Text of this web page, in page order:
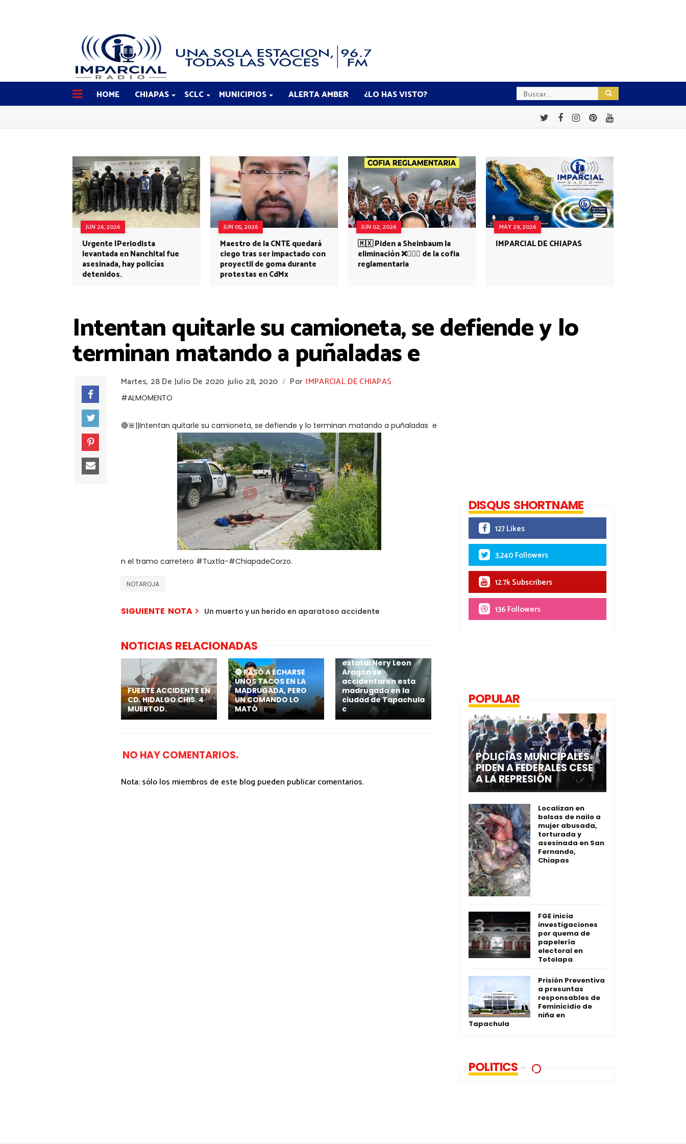
HOME CHIAPAS SCLC MUNICIPIOS ALERTA AMBER ¿LO HAS VISTO?
JUN 26, 2026
Urgente |Periodista
levantada en Nanchital fue
asesinada, hay policías
detenidos.
JUN 05, 2026
Maestro de la CNTE quedará
ciego tras ser impactado con
proyectil de goma durante
protestas en CdMx
JUN 02, 2026
🇲🇽 Piden a Sheinbaum la
eliminación ❌👩🏻‍⚕️ de la cofia
reglamentaria
MAY 29, 2026
IMPARCIAL DE CHIAPAS
Intentan quitarle su camioneta, se defiende y lo
terminan matando a puñaladas e
Martes, 28 De Julio De 2020 julio 28, 2020 / Por IMPARCIAL DE CHIAPAS
#ALMOMENTO
🔴🚨||Intentan quitarle su camioneta, se defiende y lo terminan matando a puñaladas e
n el tramo carretero #Tuxtla-#ChiapadeCorzo.
NOTAROJA
SIGUIENTE NOTA Un muerto y un herido en aparatoso accidente
NOTICIAS RELACIONADAS
FUERTE ACCIDENTE EN
CD. HIDALGO CHIS. 4
MUERTOD.
🔴 PASÓ A ECHARSE
UNOS TACOS EN LA
MADRUGADA, PERO
UN COMANDO LO
MATÓ
estatal Nery Leon
Aragón se
accidentaron esta
madrugada en la
ciudad de Tapachula
c
NO HAY COMENTARIOS.
Nota: sólo los miembros de este blog pueden publicar comentarios.
DISQUS SHORTNAME
127 Likes
3,240 Followers
12.7k Subscribers
136 Followers
POPULAR
POLICÍAS MUNICIPALES
PIDEN A FEDERALES CESE
A LA REPRESIÓN
Localizan en
bolsas de nailo a
mujer abusada,
torturada y
asesinada en San
Fernando,
Chiapas
FGE inicia
investigaciones
por quema de
papelería
electoral en
Totolapa
Prisión Preventiva
a presuntas
responsables de
Feminicidio de
niña en
Tapachula
POLITICS